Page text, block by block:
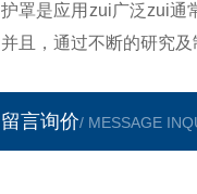
护罩是应用zui广泛zui通
并且，通过不断的研究及
留言询价/ MESSAGE